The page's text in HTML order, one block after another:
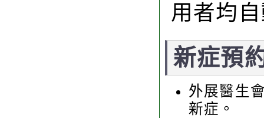
用者均
新症預
外展醫生
新症。